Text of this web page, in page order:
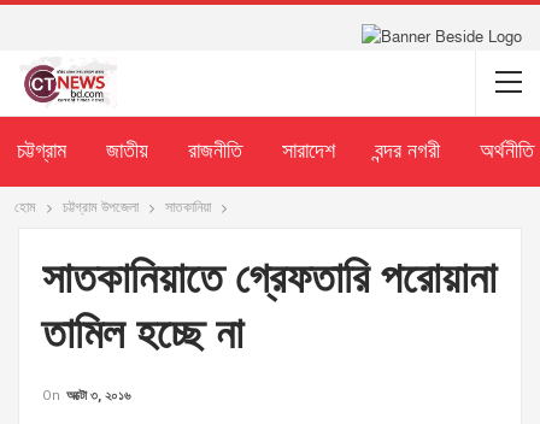
চট্টগ্রাম জাতীয় রাজনীতি সারাদেশ বন্দর নগরী অর্থনীতি
হোম চট্টগ্রাম উপজেলা সাতকানিয়া
সাতকানিয়াতে গ্রেফতারি পরোয়ানা
তামিল হচ্ছে না
On অক্টো ৩, ২০১৬